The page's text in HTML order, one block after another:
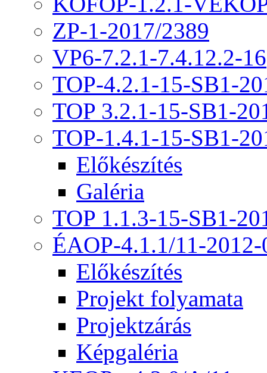
ZP-1-2017/2389
VP6-7.2.1-7.4.12.2-16
TOP-4.2.1-15-SB1-
TOP 3.2.1-15-SB1-
TOP-1.4.1-15-SB1-
Előkészítés
Galéria
TOP 1.1.3-15-SB1-
ÉAOP-4.1.1/11-2012-
Előkészítés
Projekt folyamata
Projektzárás
Képgaléria